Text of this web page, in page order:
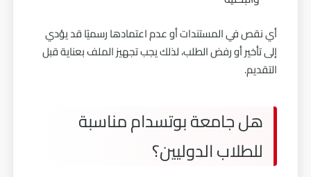
أي نقص في المستندات أو عدم اعتمادها رسميًا قد يؤدي
إلى تأخير أو رفض الطلب، لذلك يجب تجهيز الملف بعناية قبل
التقديم.
هل جامعة بوتسدام مناسبة
للطلاب الدوليين؟